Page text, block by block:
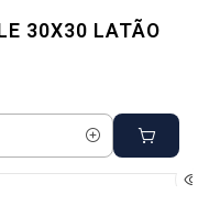
30X30 LATÃO